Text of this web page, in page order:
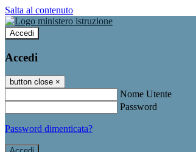
Salta al contenuto
Accedi
Accedi
button close ×
Nome Utente
Password
Password dimenticata?